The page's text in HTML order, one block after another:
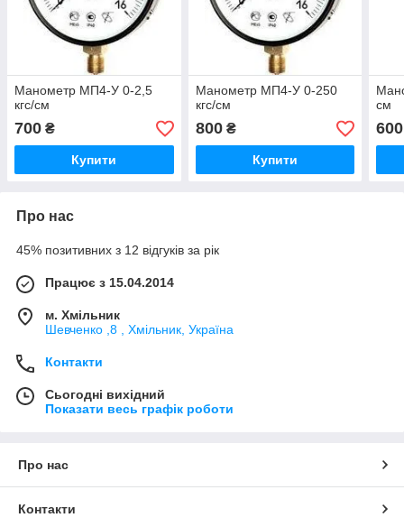
Манометр МП4-У 0-2,5
кгс/см
700 ₴
Купити
Манометр МП4-У 0-250
кгс/см
800₴
Купити
см
600
Про нас
45% позитивних з 12 відгуків за рік
Працює з 15.04.2014
м. Хмільник
Шевченко ,8 , Хмільник, Україна
Контакти
Сьогодні вихідний
Показати весь графік роботи
Про нас
Контакти